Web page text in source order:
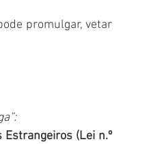
promulgar, vetar
(Lei n.º